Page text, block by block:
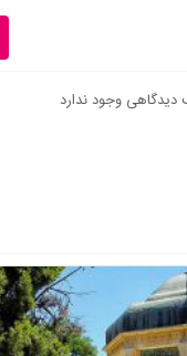
دیدگاهی وجود ندارد